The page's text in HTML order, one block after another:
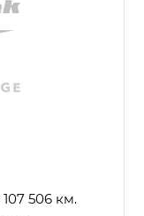
107 506 км.